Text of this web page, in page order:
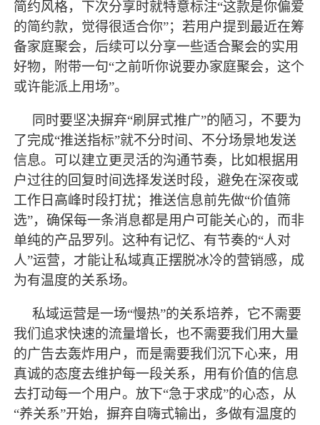
简约风格，下次分享时就特意标注“这款是你偏爱
的简约款，觉得很适合你”；若用户提到 最近在筹
备家庭聚会，后续可以分享一些适合聚会的实用
好物，附带一句“之前听你说要办家庭聚会，这个
或许能派上用场”。
同时要坚决摒弃“刷屏式推广”的陋习，不要为
了完成“推送指标”就不分时间、不分场景地发送
信息。可以建立更灵活的沟通节奏，比如根据用
户过往的回复时间选择发送时段，避免在深夜或
工作日高峰时段打扰；推送信息前先做“价值筛
选”，确保每一条消息都是用户可能关心的，而非
单纯的产品罗列。这种有记忆、有节奏的“人对
人”运营，才能让私域真正摆脱冰冷的营销感，成
为有温度的关系场。
私域运营是一场“慢热”的关系培养，它不需要
我们追求快速的流量增长，也不需要我们用大量
的广告去轰炸用户，而是需要我们沉下心来，用
真诚的态度去维护每一段关系，用有价值的信息
去打动每一个用户。放下“急于求成”的心态，从
“养关系”开始，摒弃自嗨式输出，多做有温度的